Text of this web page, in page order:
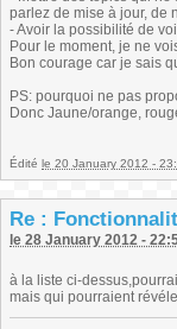
parlez de mise à jour, de
- Avoir la possibilité de
Pour le moment, je ne
Bon courage car je sais
PS: pourquoi ne pas
Donc Jaune/orange,
Édité le 20 January 2012 -
Re :
le 28 January 2012 -
à la liste ci-
mais qui pourraient